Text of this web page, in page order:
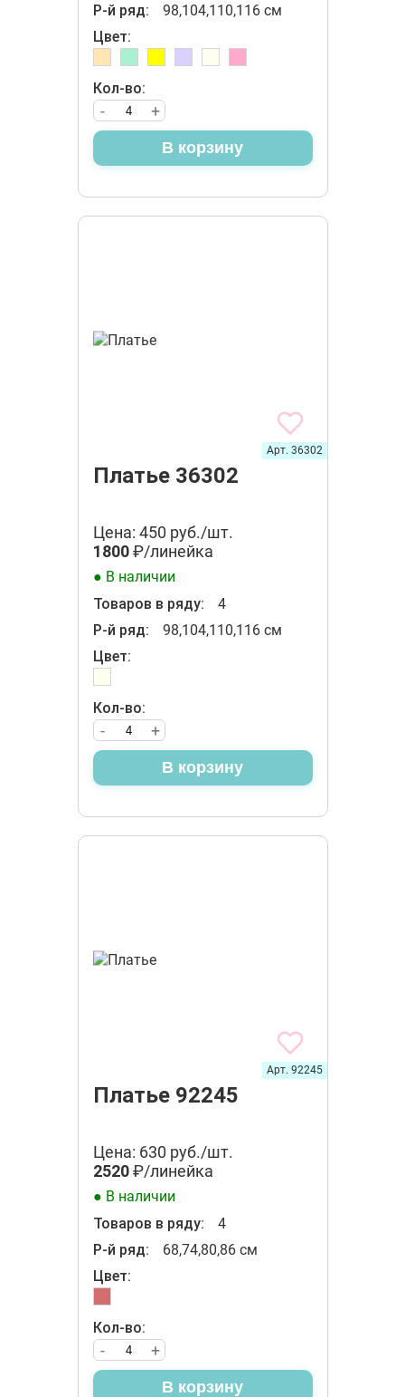
Р-й ряд:
98,104,110,116 см
Цвет:
Кол-во:
+
-
В корзину
Платье 36302
Арт. 36302
Цена: 450 руб./шт.
1800₽/линейка
● В наличии
Товаров в ряду:
4
Р-й ряд:
98,104,110,116 см
Цвет:
Кол-во:
+
-
В корзину
Платье 92245
Арт. 92245
Цена: 630 руб./шт.
2520₽/линейка
● В наличии
Товаров в ряду:
4
Р-й ряд:
68,74,80,86 см
Цвет:
Кол-во:
+
-
В корзину